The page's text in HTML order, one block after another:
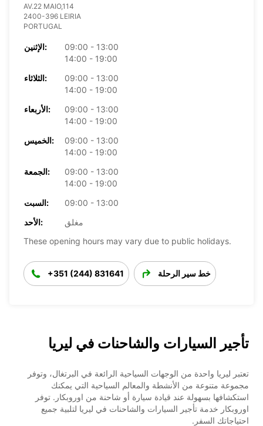
AV.22 MAIO,114
2400-396 LEIRIA
PORTUGAL
الإثنين:
09:00 - 13:00
14:00 - 19:00
الثلاثاء:
09:00 - 13:00
14:00 - 19:00
الأربعاء:
09:00 - 13:00
14:00 - 19:00
الخميس:
09:00 - 13:00
14:00 - 19:00
الجمعة:
09:00 - 13:00
14:00 - 19:00
السبت:
09:00 - 13:00
الأحد:
مغلق
These opening hours may vary due to public holidays.
+351 (244) 831641 خط سير الرحلة
تأجير السيارات والشاحنات في ليريا
تعتبر ليريا واحدة من الوجهات السياحية الرائعة في البرتغال، وتوفر
مجموعة متنوعة من الأنشطة والمعالم السياحية التي يمكنك
استكشافها بسهولة عند قيادة سيارة أو شاحنة من اوروبكار. توفر
اوروبكار خدمة تأجير السيارات والشاحنات في ليريا لتلبية جميع
احتياجاتك السفر.